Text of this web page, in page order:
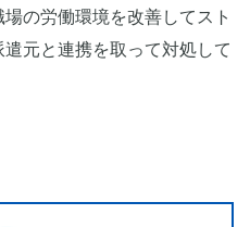
の労働環境を改善してスト
元と連携を取って対処して